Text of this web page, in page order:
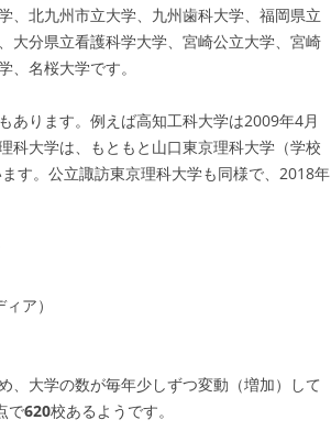
、北九州市立大学、九州歯科大学、福岡県立
大分県立看護科学大学、宮崎公立大学、宮崎
名桜大学です。
あります。例えば高知工科大学は2009年4月
科大学は、もともと山口東京理科大学（学校
す。公立諏訪東京理科大学も同様で、2018年
ア）
、大学の数が毎年少しずつ変動（増加）して
で620校あるようです。